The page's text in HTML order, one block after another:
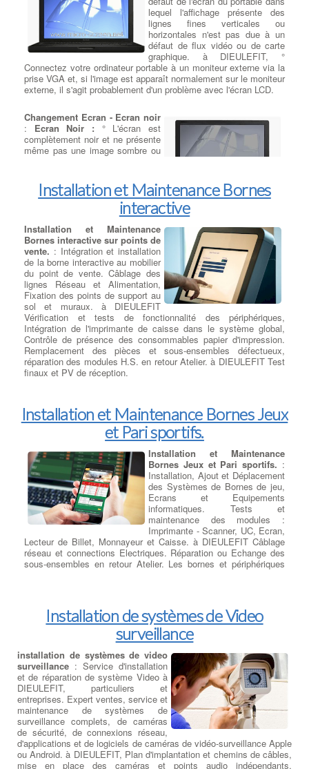
disque dur et SSD. Faites confiance à notre équipe compétente
pour une migration en douceur vers la rapidité, la fiabilité et
l'efficacité d'un SSD.
à DIEULEFIT Contactez-nous dès aujourd'hui pour en savoir plus
sur nos services de réparation d'ordinateurs et pour planifier votre
remplacement de disque dur ou SSD. Votre satisfaction est notre
priorité absolue.
construire une infrastructure
convergente conçue pour
réduire temps et efforts
à
DIEULEFIT Les serveurs lames
Fujitsu PRIMERGY BX sont la
plate-forme idéale pour construire une infrastructure convergente
destinée à optimiser temps et efforts. Les serveurs lames
PRIMERGY disposent d'une architecture modulaire et offrent, en
d'infrastructure, ainsi que la capacité de stockage et les modules
d'administration nécessaires pour permettre aux entreprises de
simplifier leur infrastructure, de réduire leurs coûts et
d'augmenter leur flexibilité.
lequel l'affichage présente des
lignes fines verticales ou
horizontales n'est pas due à un
défaut de flux vidéo ou de carte
graphique. à DIEULEFIT, °
Connectez votre ordinateur portable à un moniteur externe via la
prise VGA et, si l'image est apparaît normalement sur le moniteur
externe, il s'agit probablement d'un problème avec l'écran LCD.
Changement Ecran - Ecran noir
: Ecran Noir : ° L'écran est
complètement noir et ne présente
même pas une image sombre ou
luminosité ne sont pas réduits. Si
vous branchez l'ordinateur
portable à un moniteur externe via la prise vga et si l'image
s'affiche correctement le système de rétro-éclairage doit être
défectueux. Si les 2 sorties possibles VGA / Hdmi ne
fonctionnent pas sur un écran externe, il s'agira de vérifier le
Chipset Graphique.
Installation et Maintenance Bornes
interactive
Installation et Maintenance
Bornes interactive sur points de
vente. : Intégration et installation
de la borne interactive au mobilier
du point de vente. Câblage des
lignes Réseau et Alimentation,
Fixation des points de support au
sol et muraux. à DIEULEFIT
Vérification et tests de fonctionnalité des périphériques,
Intégration de l'imprimante de caisse dans le système global,
Contrôle de présence des consommables papier d'impression.
Remplacement des pièces et sous-ensembles défectueux,
réparation des modules H.S. en retour Atelier. à DIEULEFIT Test
finaux et PV de réception.
Installation et Maintenance Bornes Jeux
et Pari sportifs.
Installation et Maintenance
Bornes Jeux et Pari sportifs. :
Installation, Ajout et Déplacement
des Systèmes de Bornes de jeu,
Ecrans et Equipements
informatiques. Tests et
maintenance des modules :
Imprimante - Scanner, UC, Ecran,
Lecteur de Billet, Monnayeur et Caisse. à DIEULEFIT Câblage
réseau et connections Electriques. Réparation ou Echange des
sous-ensembles en retour Atelier. Les bornes et périphériques
Installation de systèmes de Video
surveillance
installation de systèmes de video
surveillance : Service d'installation
et de réparation de système Video à
DIEULEFIT, particuliers et
entreprises. Expert ventes, service et
maintenance de systèmes de
surveillance complets, de caméras
de sécurité, de connexions réseau,
d'applications et de logiciels de caméras de vidéo-surveillance Apple
ou Android. à DIEULEFIT, Plan d'implantation et chemins de câbles,
mise en place des caméras et points audio indépendants,